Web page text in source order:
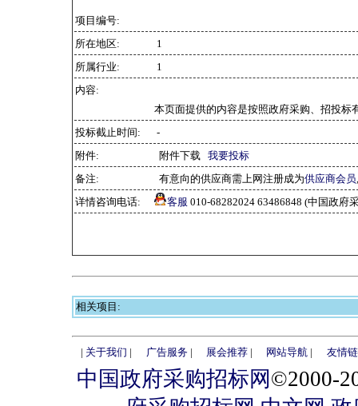
项目编号:
所在地区:
1
所属行业:
1
内容:
本页面提供的内容是按照政府采购、招投标
投标截止时间:
-
附件:
附件下载 我要投标
备注:
有意向的供应商需上网注册成为供应商会员
详情咨询电话:
客服 010-68282024 63486848 (中国政府
相关项目:
| 关于我们 | 广告服务| 展会推荐| 网站导航 | 友情
中国政府采购招标网©2000-